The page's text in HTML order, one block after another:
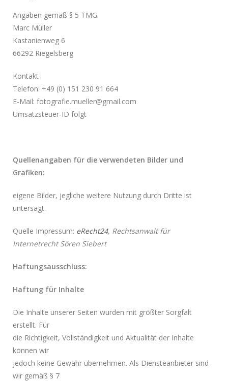
Angaben gemäß § 5 TMG
Marc Müller
Kastanienweg 6
66292 Riegelsberg
Kontakt
Telefon: +49 (0) 151 230 91 664
E-Mail: fotografie.mueller@gmail.com
Umsatzsteuer-ID folgt
Quellenangaben für die verwendeten Bilder und
Grafiken:
eigene Bilder, jegliche weitere Nutzung durch Dritte ist
untersagt.
Quelle Impressum: eRecht24, Rechtsanwalt für
Internetrecht Sören Siebert
Haftungsausschluss:
Haftung für Inhalte
Die Inhalte unserer Seiten wurden mit größter Sorgfalt
erstellt. Für
die Richtigkeit, Vollständigkeit und Aktualität der Inhalte
können wir
jedoch keine Gewähr übernehmen. Als Diensteanbieter sind
wir gemäß § 7